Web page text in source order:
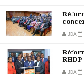
JDA
RHDP
JDA